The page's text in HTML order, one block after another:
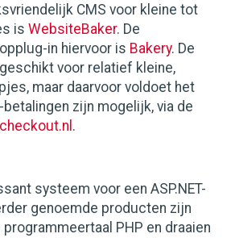
CMS voor kleine tot
is WebsiteBaker. De
in hiervoor is Bakery. De
voor relatief kleine,
maar daarvoor voldoet het
betalingen zijn mogelijk, via de
.
systeem voor een ASP.NET-
genoemde producten zijn
PHP en draaien